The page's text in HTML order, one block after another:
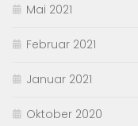
Mai 2021
Februar 2021
Januar 2021
Oktober 2020